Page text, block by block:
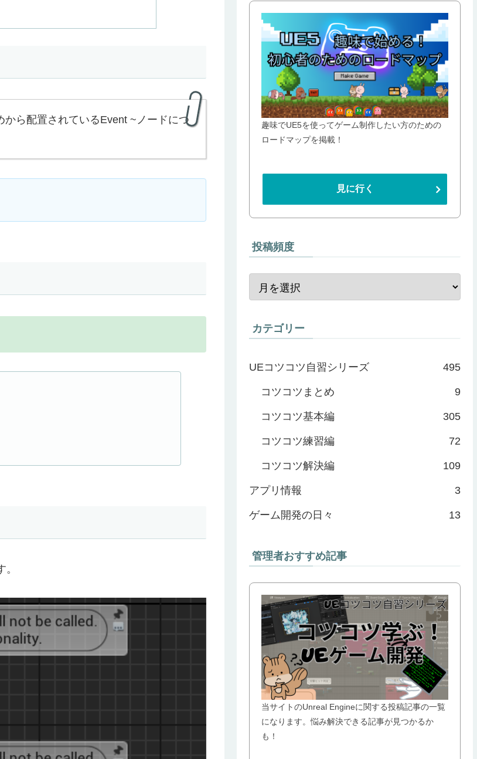
ら配置されているEvent ~ノードにつ
趣味でUE5を使ってゲーム制作したい方のための
ロードマップを掲載！
見に行く
投稿頻度
カテゴリー
UEコツコツ自習シリーズ 495
コツコツまとめ 9
コツコツ基本編 305
コツコツ練習編 72
コツコツ解決編 109
アプリ情報 3
ゲーム開発の日々 13
管理者おすすめ記事
当サイトのUnreal Engineに関する投稿記事の一覧
になります。悩み解決できる記事が見つかるか
も！